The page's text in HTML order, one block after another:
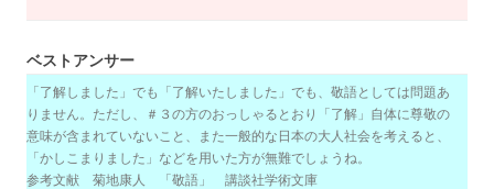
ベストアンサー
「了解しました」でも「了解いたしました」でも、敬語としては問題あ
りません。ただし、＃３の方のおっしゃるとおり「了解」自体に尊敬の
意味が含まれていないこと、また一般的な日本の大人社会を考えると、
「かしこまりました」などを用いた方が無難でしょうね。
参考文献 菊地康人 「敬語」 講談社学術文庫